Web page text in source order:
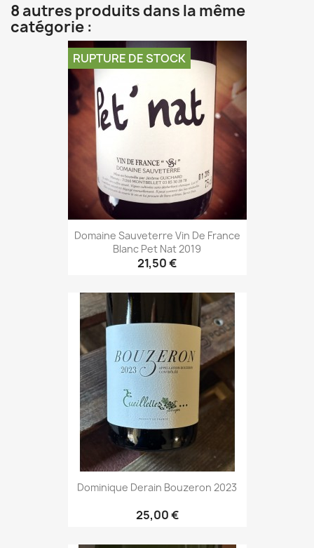
8 autres produits dans la même
catégorie :
Domaine Sauveterre Vin De France
Blanc Pet Nat 2019
21,50 €
RUPTURE DE STOCK
Dominique Derain Bouzeron 2023
25,00 €